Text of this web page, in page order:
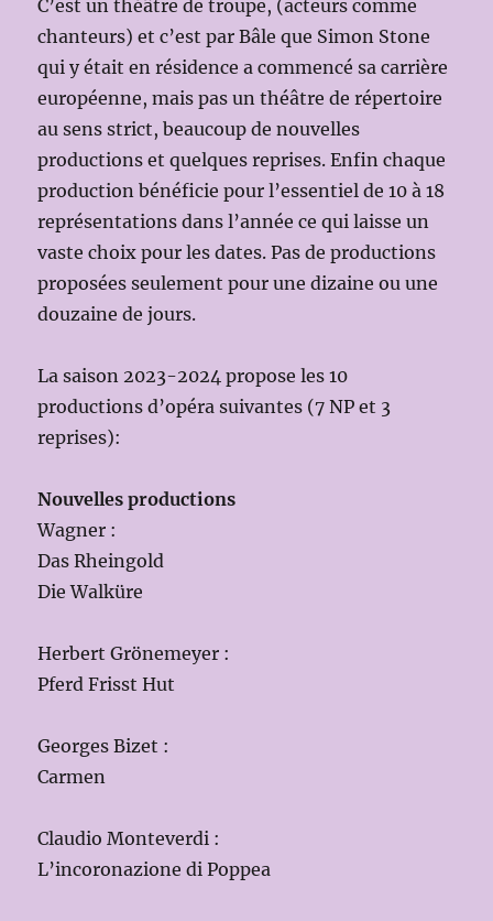
C’est un théâtre de troupe, (acteurs comme
chanteurs) et c’est par Bâle que Simon Stone
qui y était en résidence a commencé sa carrière
européenne, mais pas un théâtre de répertoire
au sens strict, beaucoup de nouvelles
productions et quelques reprises. Enfin chaque
production bénéficie pour l’essentiel de 10 à 18
représentations dans l’année ce qui laisse un
vaste choix pour les dates. Pas de productions
proposées seulement pour une dizaine ou une
douzaine de jours.
La saison 2023-2024 propose les 10
productions d’opéra suivantes (7 NP et 3
reprises):
Nouvelles productions
Wagner :
Das Rheingold
Die Walküre
Herbert Grönemeyer :
Pferd Frisst Hut
Georges Bizet :
Carmen
Claudio Monteverdi :
L’incoronazione di Poppea